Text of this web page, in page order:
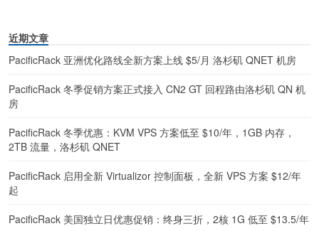
近期文章
PacificRack 亚洲优化路线全新方案上线 $5/月 洛杉矶 QNET 机房
PacificRack 冬季促销方案正式接入 CN2 GT 回程路由洛杉矶 QN 机
房
PacificRack 冬季优惠：KVM VPS 方案低至 $10/年，1GB 内存，
2TB 流量，洛杉矶 QNET
PacificRack 启用全新 Virtualizor 控制面板，全新 VPS 方案 $12/年
起
PacificRack 美国独立日优惠促销：终身三折，2核 1G 低至 $13.5/年